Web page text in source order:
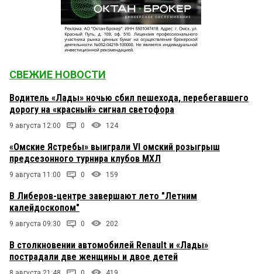
СВЕЖИЕ НОВОСТИ
Водитель «Лады» ночью сбил пешехода, перебегавшего
дорогу на «красный» сигнал светофора
9 августа 12:00 0 124
«Омские Ястребы» выиграли VI омский розыгрыш
предсезонного турнира клубов МХЛ
9 августа 11:00 0 159
В Либеров-центре завершают лето "Летним
калейдоскопом"
9 августа 09:30 0 202
В столкновении автомобилей Renault и «Лады»
пострадали две женщины и двое детей